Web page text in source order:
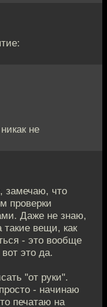
не
замечаю, что
проверки
Даже не знаю,
такие вещи, как
- это вообще
это да.
"от руки".
- начинаю
печатаю на